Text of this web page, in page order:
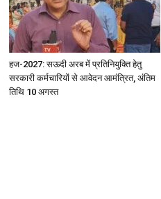
हज-2027: सऊदी अरब में प्रतिनियुक्ति हेतु
सरकारी कर्मचारियों से आवेदन आमंत्रित, अंतिम
तिथि 10 अगस्त